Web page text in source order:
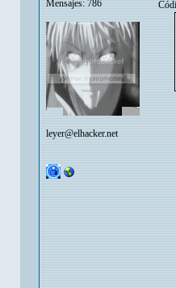
Mensajes: 786
leyer@elhacker.net